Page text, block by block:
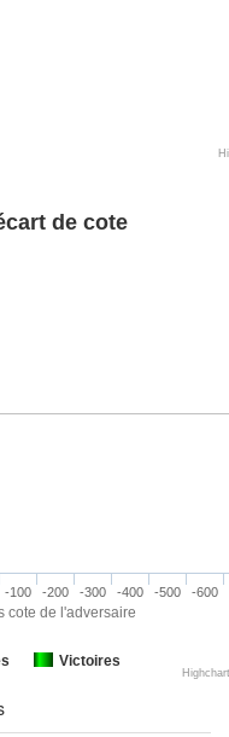
cote de l'adversaire
de cote
Victoires
-100 -200 -300 -400 -500 -600